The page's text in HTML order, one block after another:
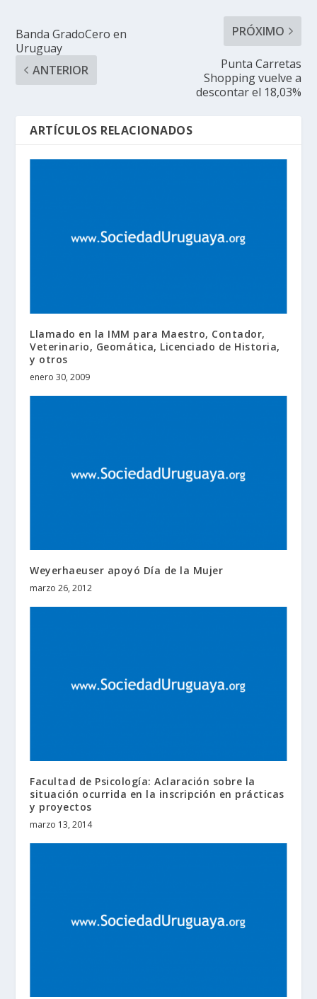
Banda GradoCero en
Uruguay
ANTERIOR
PRÓXIMO
Punta Carretas
Shopping vuelve a
descontar el 18,03%
ARTÍCULOS RELACIONADOS
Llamado en la IMM para Maestro, Contador,
Veterinario, Geomática, Licenciado de Historia,
y otros
enero 30, 2009
Weyerhaeuser apoyó Día de la Mujer
marzo 26, 2012
Facultad de Psicología: Aclaración sobre la
situación ocurrida en la inscripción en prácticas
y proyectos
marzo 13, 2014